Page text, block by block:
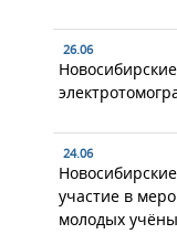
26.06
24.06
участие в
молодых